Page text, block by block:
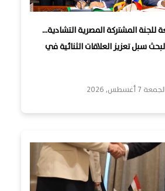
للجنة المشتركة المصرية التشادية…
سبل تعزيز العلاقات الثنائية في
الجمعة 7 أغسطس, 2026